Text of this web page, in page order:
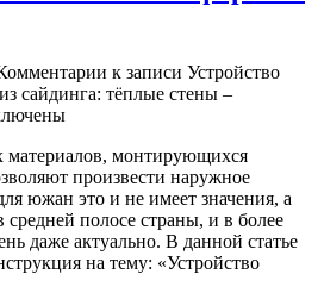
к записи Устройство
сайдинга: тёплые стены –
монтирующихся
произвести наружное
южан это и не имеет значения, а
средней полосе страны, и в более
даже актуально. В данной статье
на тему: «Устройство